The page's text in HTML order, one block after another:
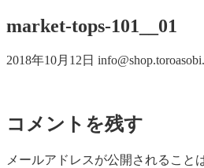
market-tops-101__01
2018年10月12日
コメントを残す
メールアドレスが公開されること